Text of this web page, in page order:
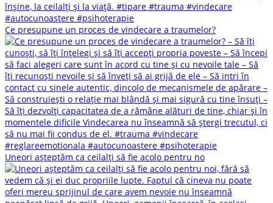
Ce presupune un proces de vindecare a traumelor?
Uneori așteptăm ca ceilalți să fie acolo pentru no